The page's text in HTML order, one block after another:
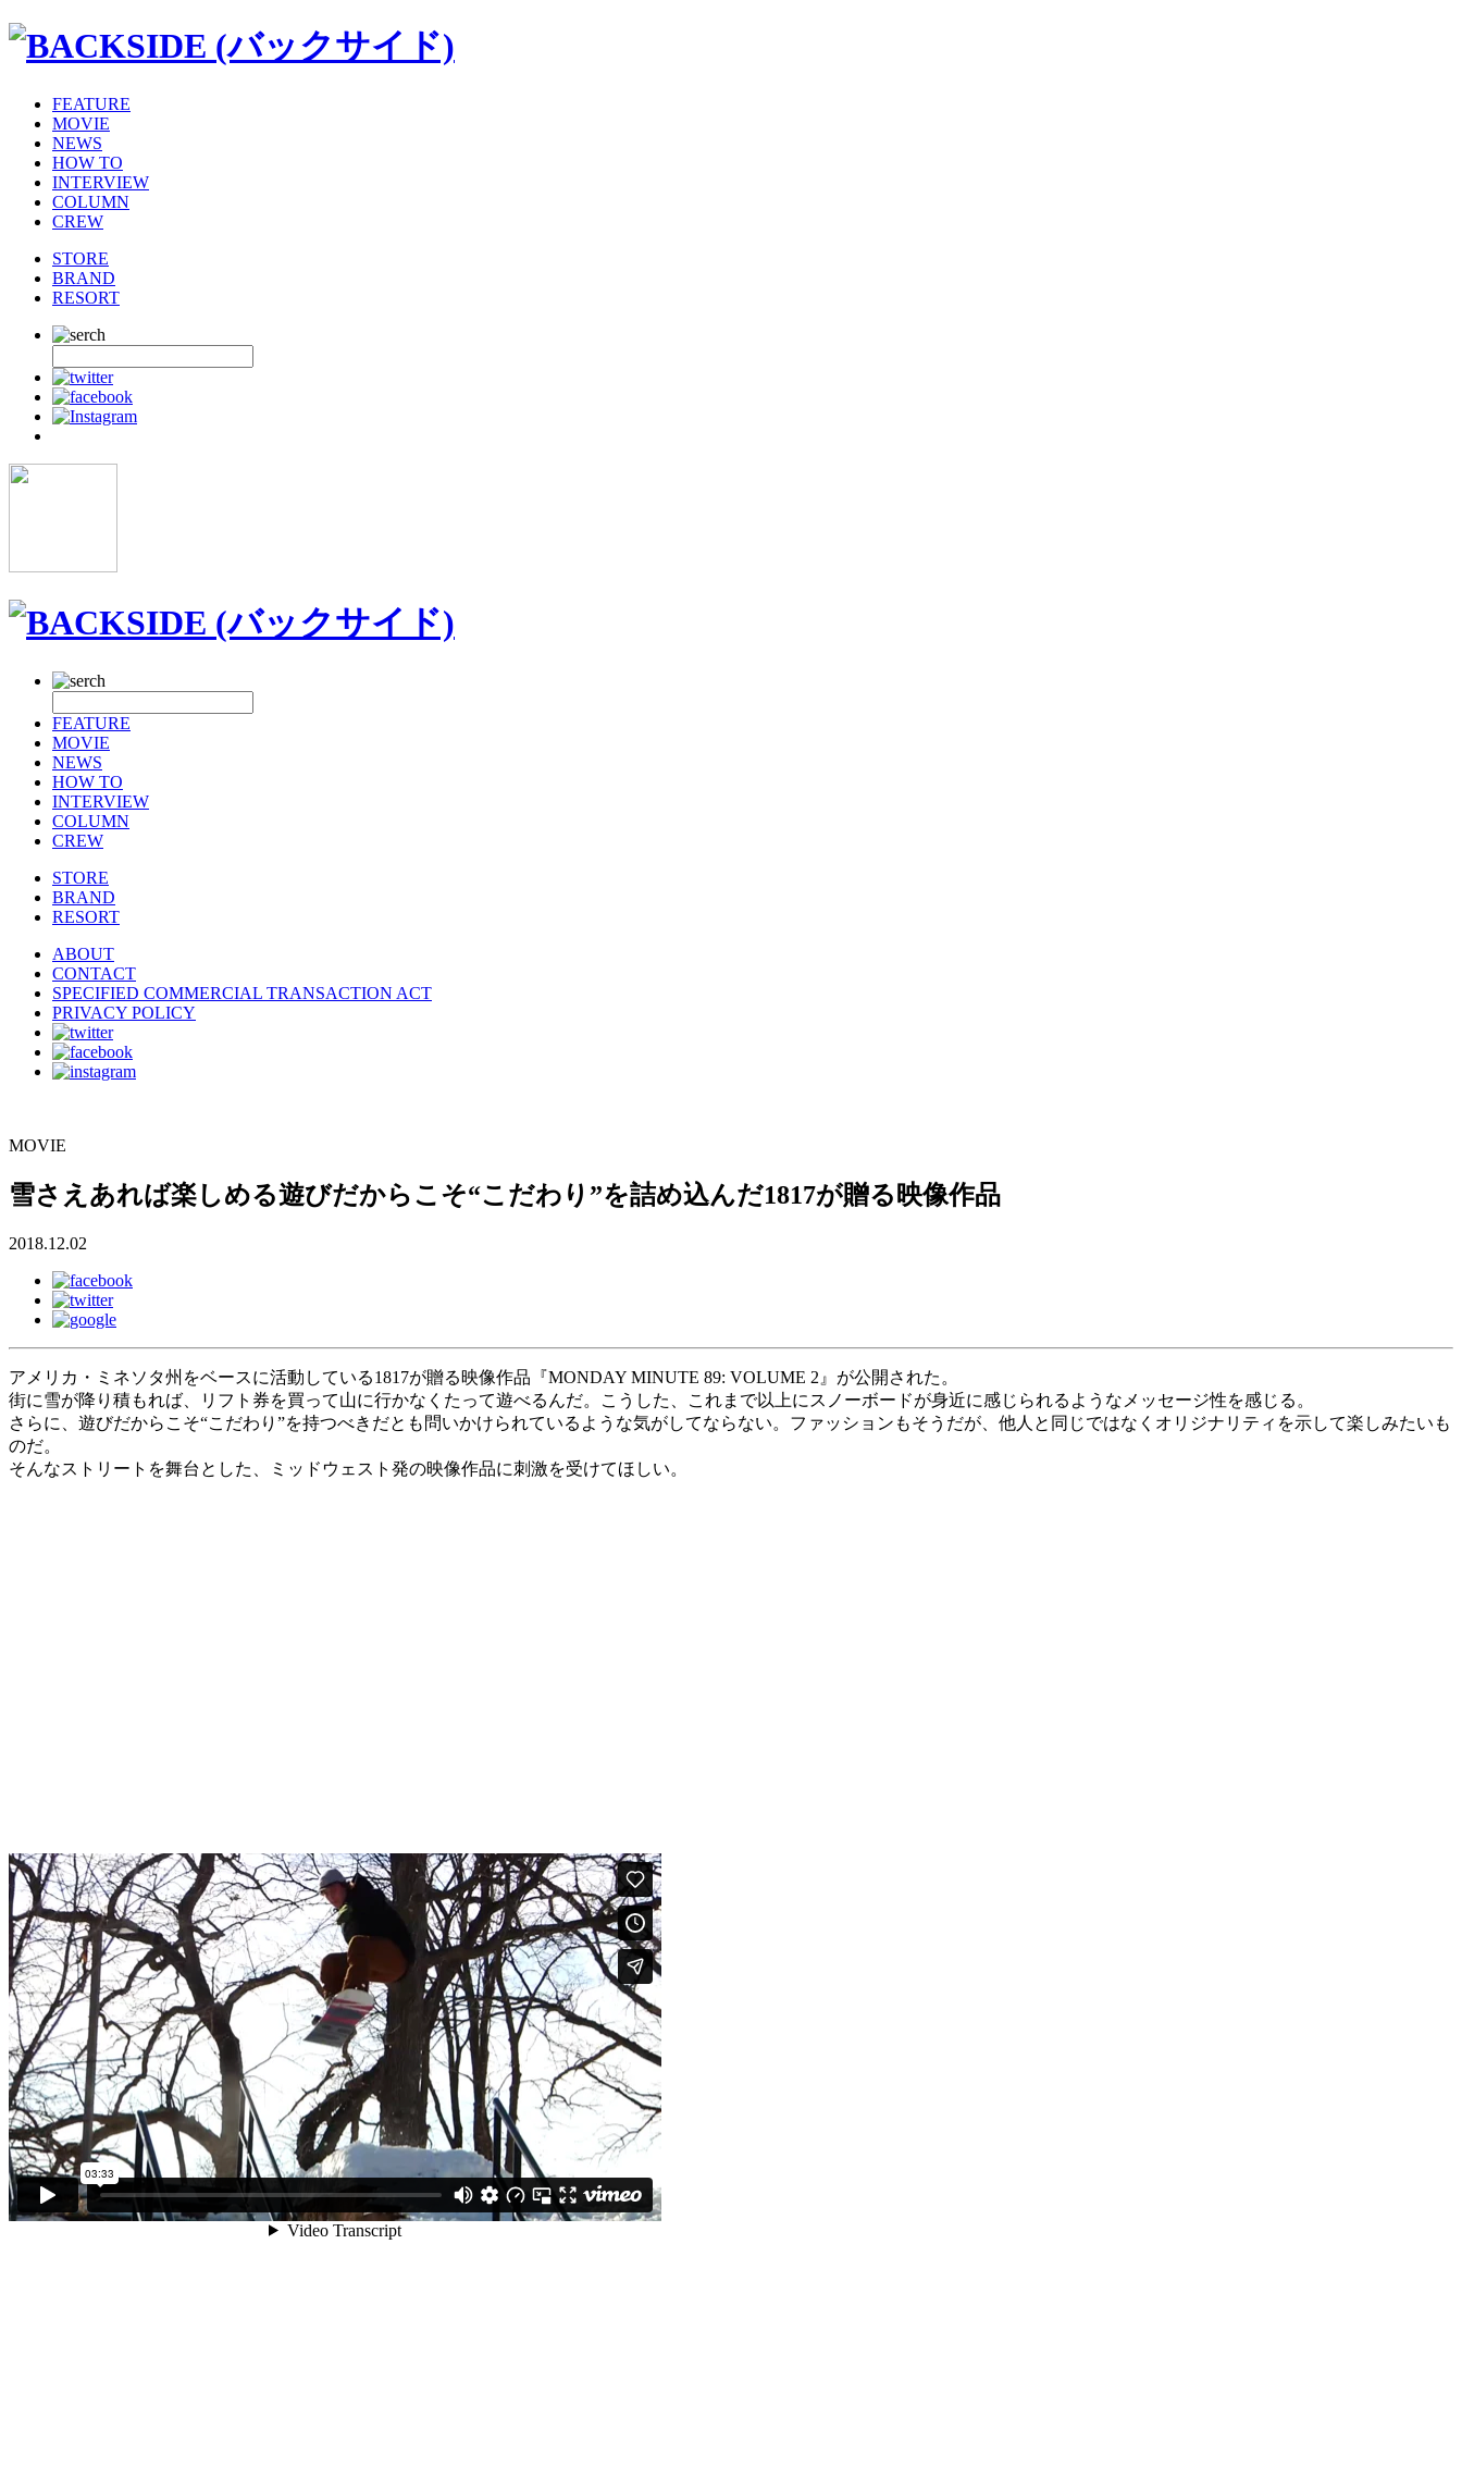
FEATURE
MOVIE
NEWS
HOW TO
INTERVIEW
COLUMN
CREW
STORE
BRAND
RESORT
FEATURE
MOVIE
NEWS
HOW TO
INTERVIEW
COLUMN
CREW
STORE
BRAND
RESORT
ABOUT
CONTACT
SPECIFIED COMMERCIAL TRANSACTION ACT
PRIVACY POLICY
MOVIE
雪さえあれば楽しめる遊びだからこそ“こだわり”を詰め込んだ1817が贈る映像作品
2018.12.02
アメリカ・ミネソタ州をベースに活動している1817が贈る映像作品『MONDAY MINUTE 89: VOLUME 2』が公開された。
街に雪が降り積もれば、リフト券を買って山に行かなくたって遊べるんだ。こうした、これまで以上にスノーボードが身近に感じられるようなメッセージ性を感じる。
さらに、遊びだからこそ“こだわり”を持つべきだとも問いかけられているような気がしてならない。ファッションもそうだが、他人と同じではなくオリジナリティを示して楽しみたいも
のだ。
そんなストリートを舞台とした、ミッドウェスト発の映像作品に刺激を受けてほしい。